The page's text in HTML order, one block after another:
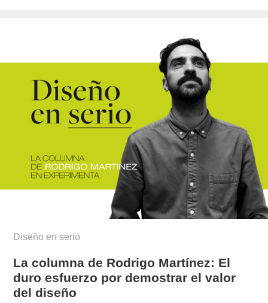
Diseño en serio
La columna de Rodrigo Martínez: El
duro esfuerzo por demostrar el valor
del diseño